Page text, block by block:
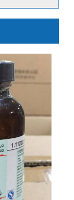
ở đâu?